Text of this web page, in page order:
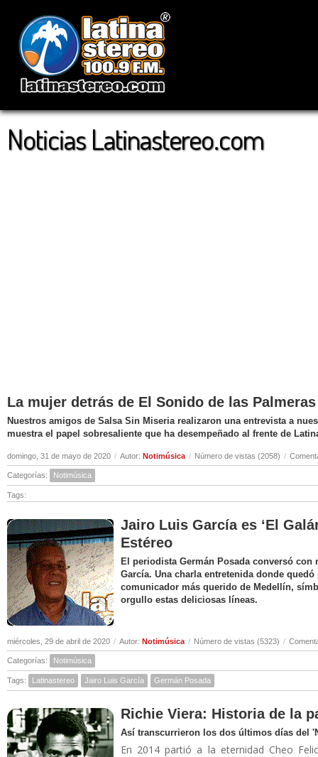
Noticias Latinastereo.com
La mujer detrás de El Sonido de las Palmeras
Nuestros amigos de Salsa Sin Miseria realizaron una entrevista a
muestra el papel sobresaliente que ha desempeñado al frente de
domingo, 31 de mayo de 2020 / Autor: Notimúsica / Número de vistas (2058) /
Categorías: Notimúsica
Tags:
Jairo Luis García es ‘El
Estéreo
El periodista Germán Posada conversó
García. Una charla entretenida donde
comunicador más querido de Medellín,
orgullo estas deliciosas líneas.
miércoles, 29 de abril de 2020 / Autor: Notimúsica / Número de vistas (5323) /
Categorías: Notimúsica
Tags: Latinastereo Jairo Luis García Germán Posada
Richie Viera: Historia de la
Así transcurrieron los dos últimos días del
En 2014 partió a la eternidad Cheo